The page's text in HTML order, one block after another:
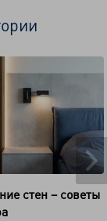
стен – советы